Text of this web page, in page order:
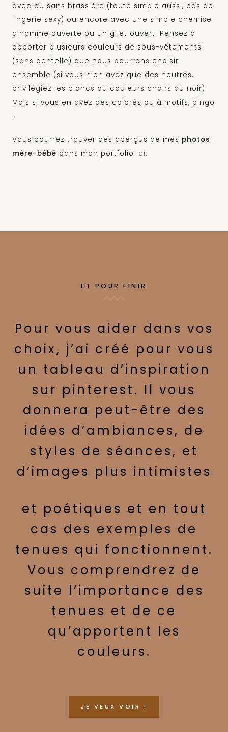
avec ou sans brassière (toute simple aussi, pas de
lingerie sexy) ou encore avec une simple chemise
d’homme ouverte ou un gilet ouvert. Pensez à
apporter plusieurs couleurs de sous-vêtements
(sans dentelle) que nous pourrons choisir
ensemble (si vous n’en avez que des neutres,
privilégiez les blancs ou couleurs chairs au noir).
Mais si vous en avez des colorés ou à motifs, bingo
!
Vous pourrez trouver des aperçus de mes photos
mère-bébé dans mon portfolio ici.
ET POUR FINIR
Pour vous aider dans vos
choix, j’ai créé pour vous
un tableau d’inspiration
sur pinterest. Il vous
donnera peut-être des
idées d’ambiances, de
styles de séances, et
d’images plus intimistes
et poétiques et en tout
cas des exemples de
tenues qui fonctionnent.
Vous comprendrez de
suite l’importance des
tenues et de ce
qu’apportent les
couleurs.
JE VEUX VOIR !